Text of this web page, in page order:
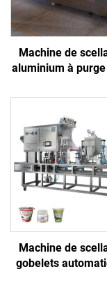
Machine de
aluminium à purge
engrenage
pour emballage
de viande et
papier
Machine de
gobelets